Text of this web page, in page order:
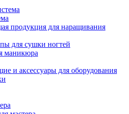
продукция для наращивания
для сушки ногтей
маникюра
и аксессуары для оборудования